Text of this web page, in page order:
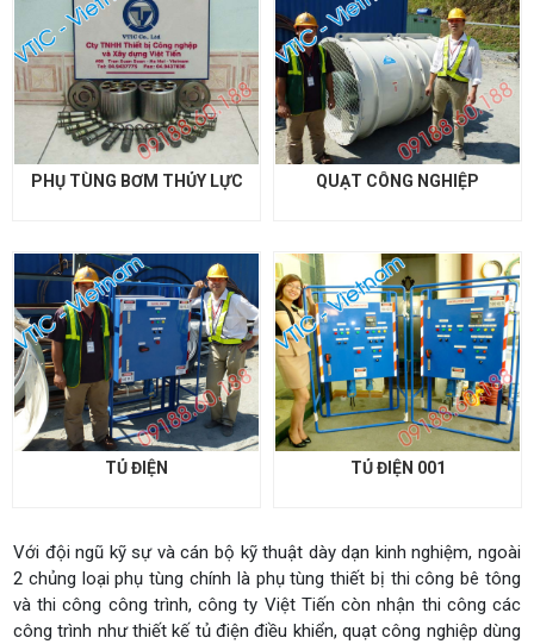
PHỤ TÙNG BƠM THỦY LỰC QUẠT CÔNG NGHIỆP
TỦ ĐIỆN TỦ ĐIỆN 001
Với đội ngũ kỹ sự và cán bộ kỹ thuật dày dạn kinh nghiệm, ngoài
2 chủng loại phụ tùng chính là phụ tùng thiết bị thi công bê tông
và thi công công trình, công ty Việt Tiến còn nhận thi công các
công trình như thiết kế tủ điện điều khiển, quạt công nghiệp dùng